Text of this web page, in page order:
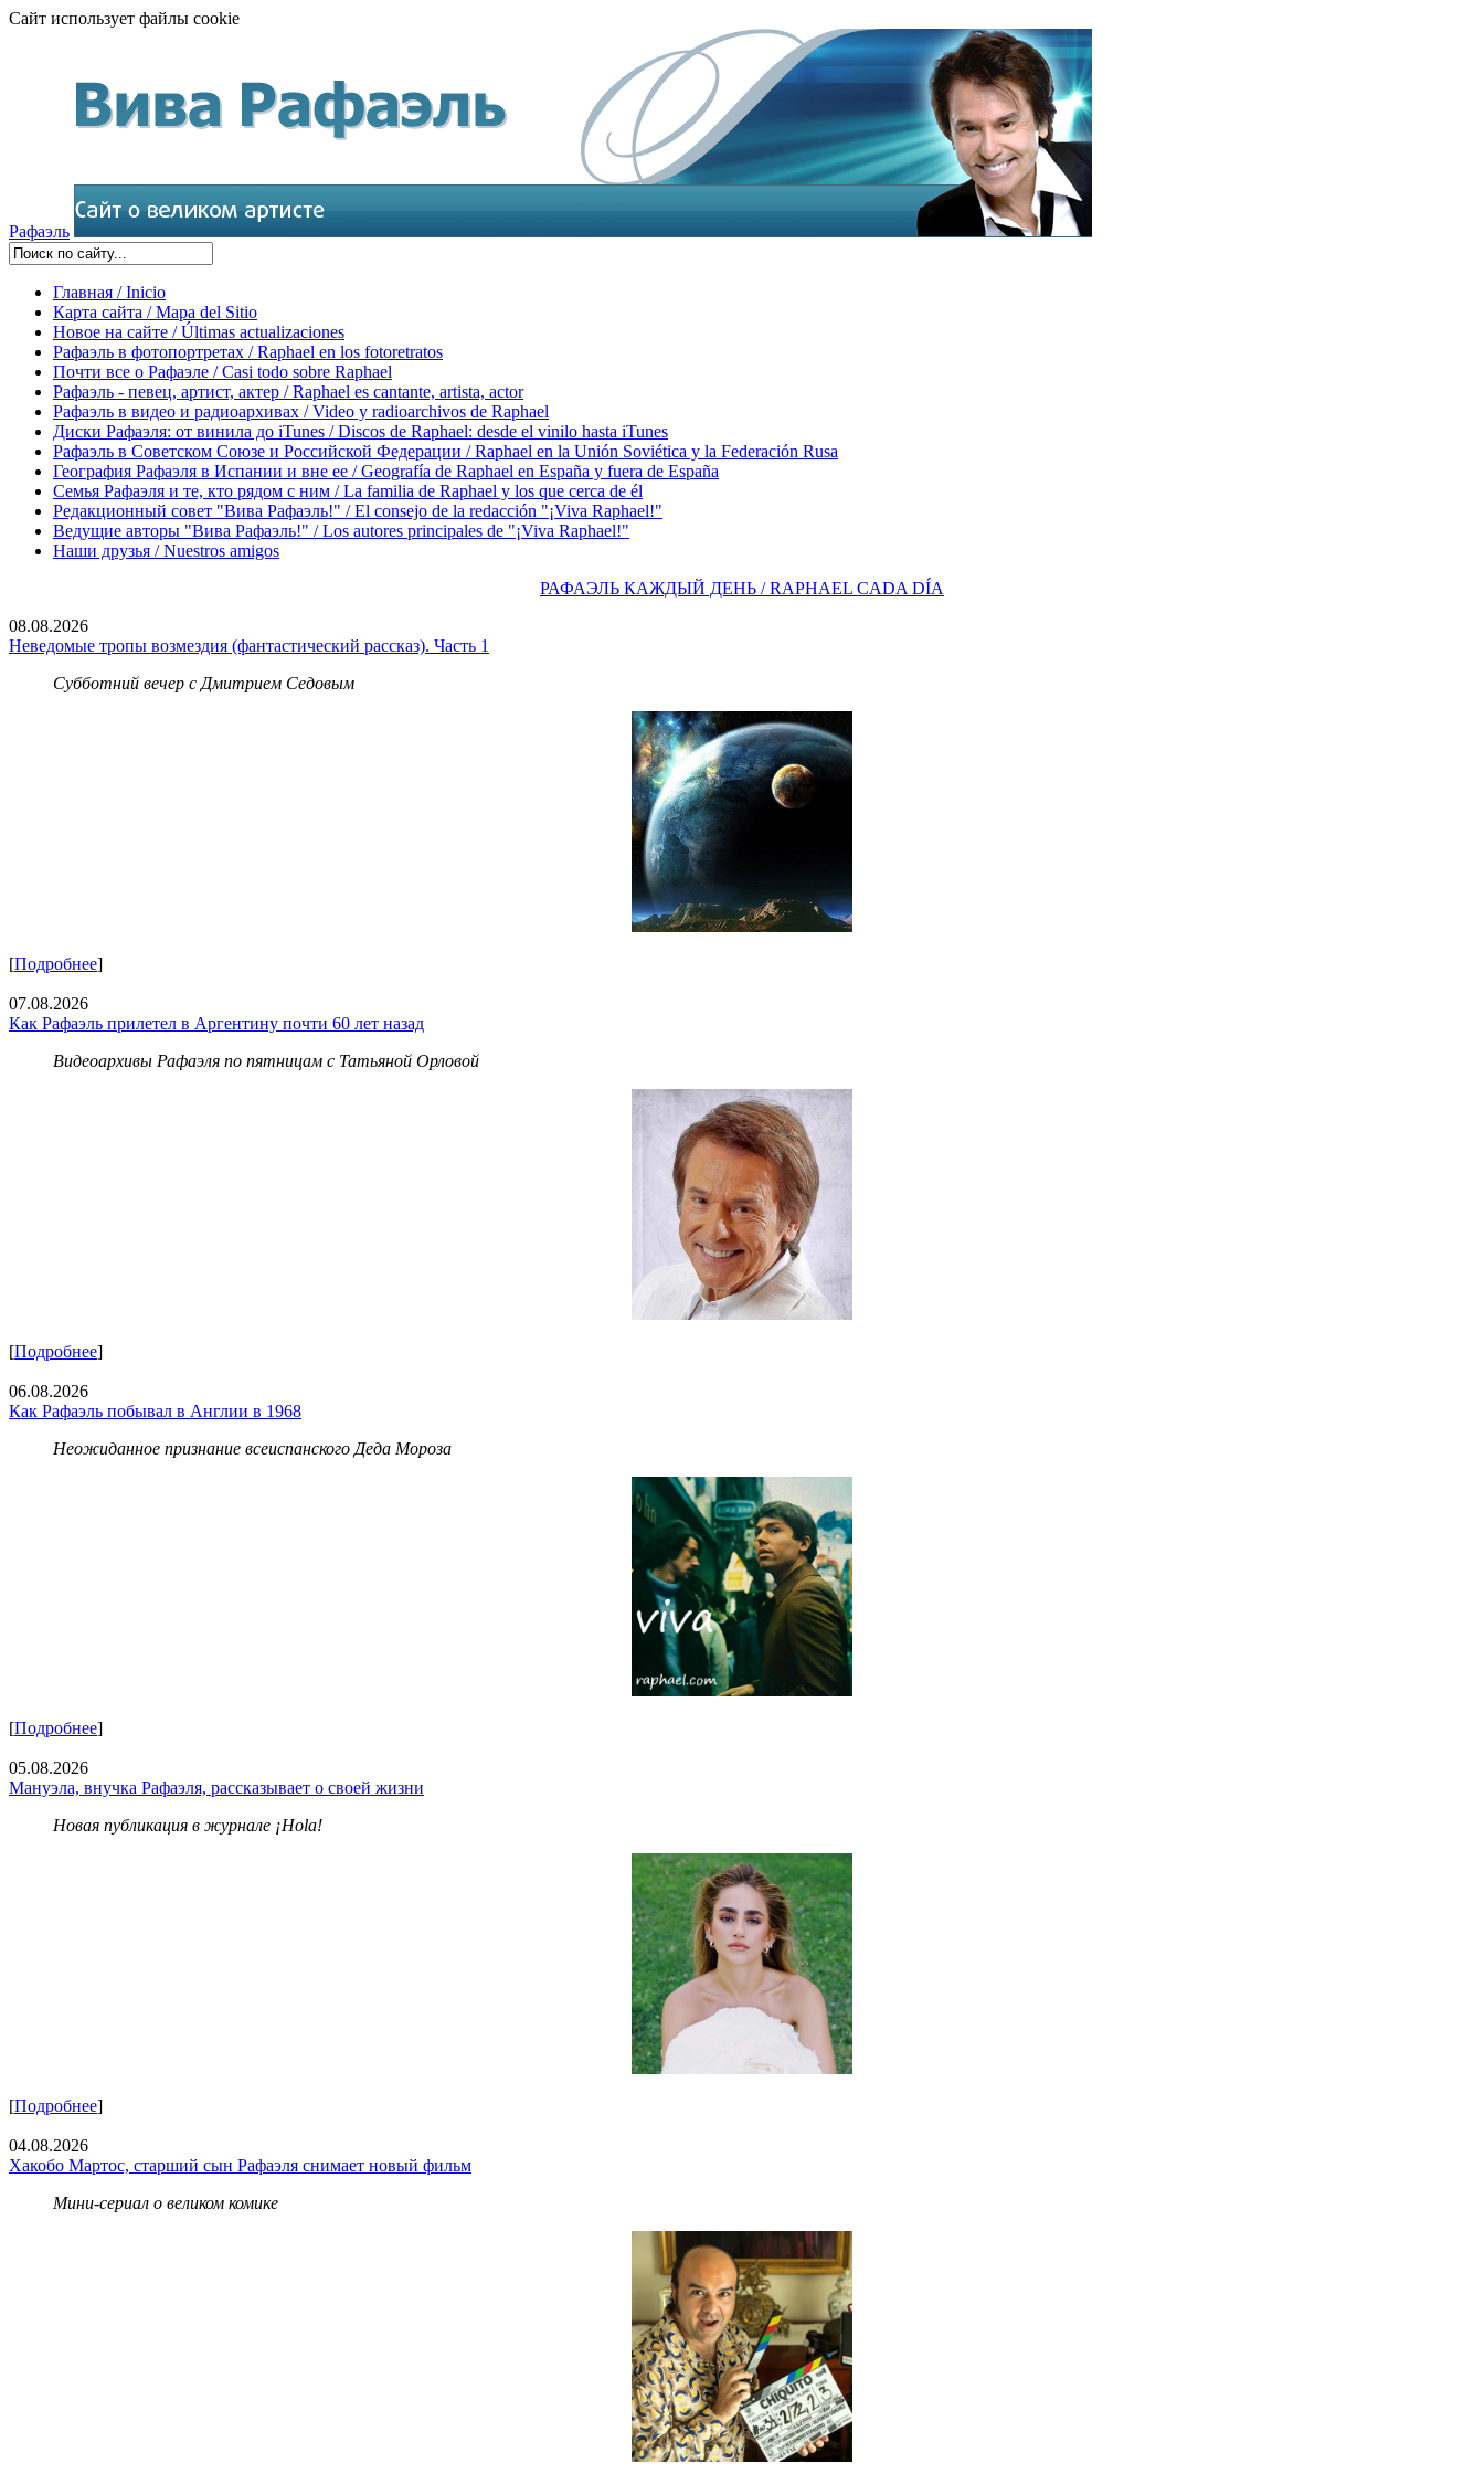
Сайт использует файлы cookie
Рафаэль
Главная / Inicio
Карта сайта / Mapa del Sitio
Новое на сайте / Últimas actualizaciones
Рафаэль в фотопортретах / Raphael en los fotoretratos
Почти все о Рафаэле / Casi todo sobre Raphael
Рафаэль - певец, артист, актер / Raphael es cantante, artista, actor
Рафаэль в видео и радиоархивах / Video y radioarchivos de Raphael
Диски Рафаэля: от винила до iTunes / Discos de Raphael: desde el vinilo hasta iTunes
Рафаэль в Советском Союзе и Российской Федерации / Raphael en la Unión Soviética y la Federación Rusa
География Рафаэля в Испании и вне ее / Geografía de Raphael en España y fuera de España
Семья Рафаэля и те, кто рядом с ним / La familia de Raphael y los que cerca de él
Редакционный совет "Вива Рафаэль!" / El consejo de la redacción "¡Viva Raphael!"
Ведущие авторы "Вива Рафаэль!" / Los autores principales de "¡Viva Raphael!"
Наши друзья / Nuestros amigos
РАФАЭЛЬ КАЖДЫЙ ДЕНЬ / RAPHAEL CADA DÍA
08.08.2026
Неведомые тропы возмездия (фантастический рассказ). Часть 1
Субботний вечер с Дмитрием Седовым
[Подробнее]
07.08.2026
Как Рафаэль прилетел в Аргентину почти 60 лет назад
Видеоархивы Рафаэля по пятницам с Татьяной Орловой
[Подробнее]
06.08.2026
Как Рафаэль побывал в Англии в 1968
Неожиданное признание всеиспанского Деда Мороза
[Подробнее]
05.08.2026
Мануэла, внучка Рафаэля, рассказывает о своей жизни
Новая публикация в журнале ¡Hola!
[Подробнее]
04.08.2026
Хакобо Мартос, старший сын Рафаэля снимает новый фильм
Мини-сериал о великом комике